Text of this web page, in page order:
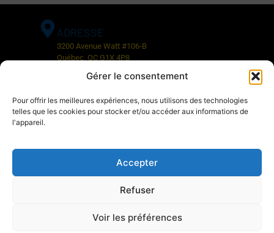
Gérer le consentement
Pour offrir les meilleures expériences, nous utilisons des technologies
telles que les cookies pour stocker et/ou accéder aux informations de
l'appareil.
Accepter
Refuser
Voir les préférences
ADRESSE
3200 Avenue Watt #106-B
Québec, QC G1X 4P8
Téléphone: 418-977-8181
Sans frais: 1-877-744-8181
Fix1Pneu 2026 © Tous droits réservés.